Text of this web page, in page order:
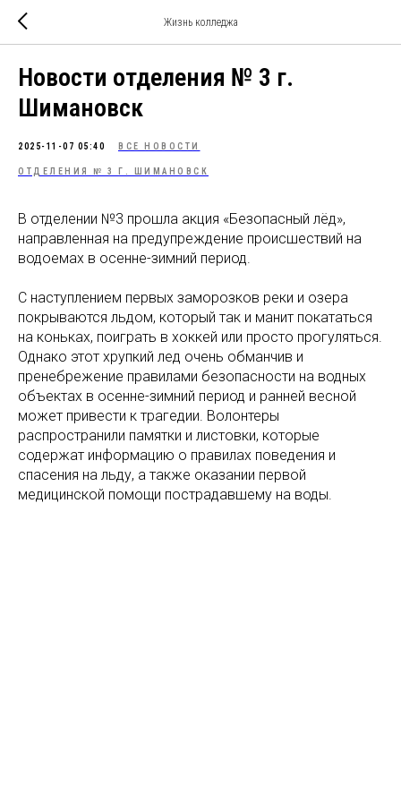
Жизнь колледжа
Новости отделения № 3 г.
Шимановск
2025-11-07 05:40 ВСЕ НОВОСТИ
ОТДЕЛЕНИЯ № 3 Г. ШИМАНОВСК
В отделении №3 прошла акция «Безопасный лёд»,
направленная на предупреждение происшествий на
водоемах в осенне-зимний период.
С наступлением первых заморозков реки и озера
покрываются льдом, который так и манит покататься
на коньках, поиграть в хоккей или просто прогуляться.
Однако этот хрупкий лед очень обманчив и
пренебрежение правилами безопасности на водных
объектах в осенне-зимний период и ранней весной
может привести к трагедии. Волонтеры
распространили памятки и листовки, которые
содержат информацию о правилах поведения и
спасения на льду, а также оказании первой
медицинской помощи пострадавшему на воды.